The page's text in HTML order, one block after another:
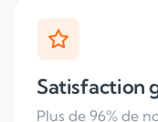
+19 000
an